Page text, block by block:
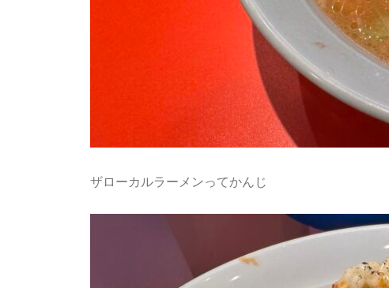
ザローカルラーメンってかんじ